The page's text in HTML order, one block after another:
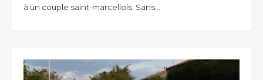
à un couple saint-marcellois. Sans...